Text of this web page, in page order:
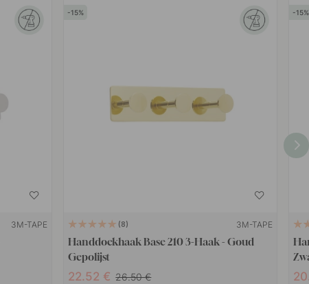
3M-TAPE
15
8 3M-TAPE
Handdoekhaak Base 210 3-Haak - Goud
Gepolijst
22.52 26.50
15